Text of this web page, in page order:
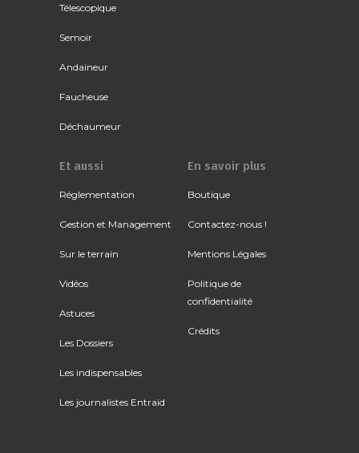
Télescopique
Semoir
Andaineur
Faucheuse
Déchaumeur
Et aussi
Réglementation
Gestion et Management
Sur le terrain
Vidéos
Astuces
Les Dossiers
Les indispensables
Les journalistes Entraid
En savoir plus
Boutique
Contactez-nous !
Mentions Légales
Politique de
confidentialité
Crédits